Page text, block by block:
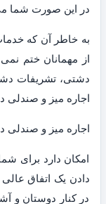
در این صورت شما
به خاطر آن که
از مهمانان ختم
دشتی، تشریفات
اجاره میز و صندلی
اجاره میز و
امکان دارد برای
دادن یک اتفاق
در کنار دوستان و